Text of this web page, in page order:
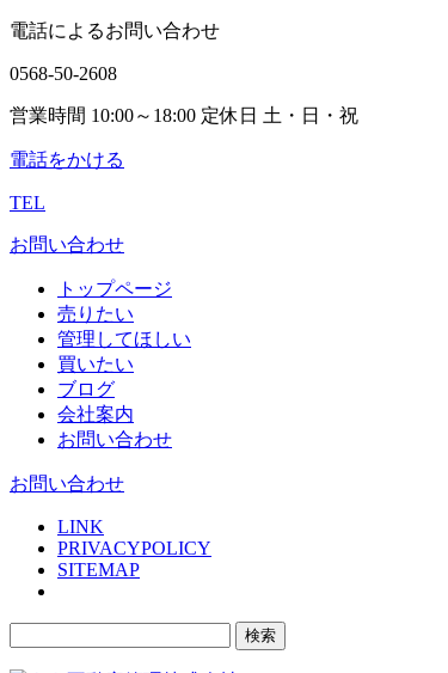
電話によるお問い合わせ
0568-50-2608
営業時間 10:00～18:00 定休日 土・日・祝
電話をかける
TEL
お問い合わせ
トップページ
売りたい
管理してほしい
買いたい
ブログ
会社案内
お問い合わせ
お問い合わせ
LINK
PRIVACYPOLICY
SITEMAP